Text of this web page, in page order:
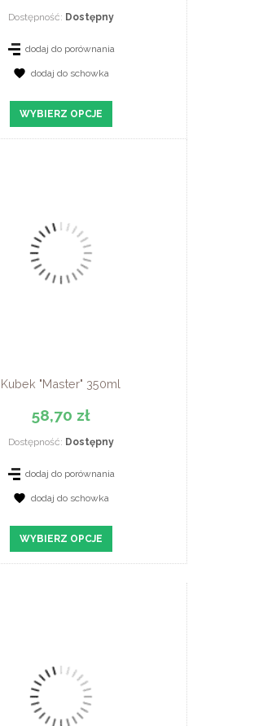
Dostępność: Dostępny
dodaj do porównania
dodaj do schowka
WYBIERZ OPCJE
Kubek "Master" 350ml
58,70 zł
Dostępność: Dostępny
dodaj do porównania
dodaj do schowka
WYBIERZ OPCJE
ZOBACZ SZCZEGÓŁY